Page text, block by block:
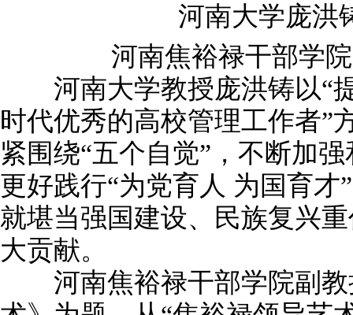
河南大学庞洪
河南焦裕禄干部学院
河南大学教授庞洪铸以“提
时代优秀的高校管理工作者”
紧围绕“五个自觉”，不断加
更好践行“为党育人 为国育
就堪当强国建设、民族复兴
大贡献。
河南焦裕禄干部学院副教